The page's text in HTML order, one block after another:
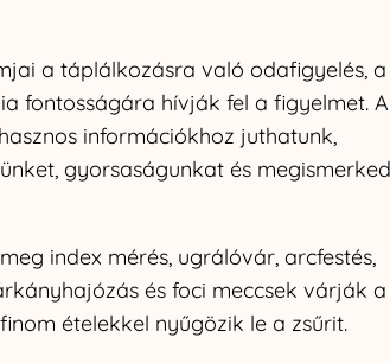
a táplálkozásra való odafigyelés, a
fontosságára hívják fel a figyelmet. A
információkhoz juthatunk,
gyorsaságunkat és
index mérés, ugrálóvár, arcfestés,
és foci meccsek várják a
ételekkel nyűgözik le a zsűrit.